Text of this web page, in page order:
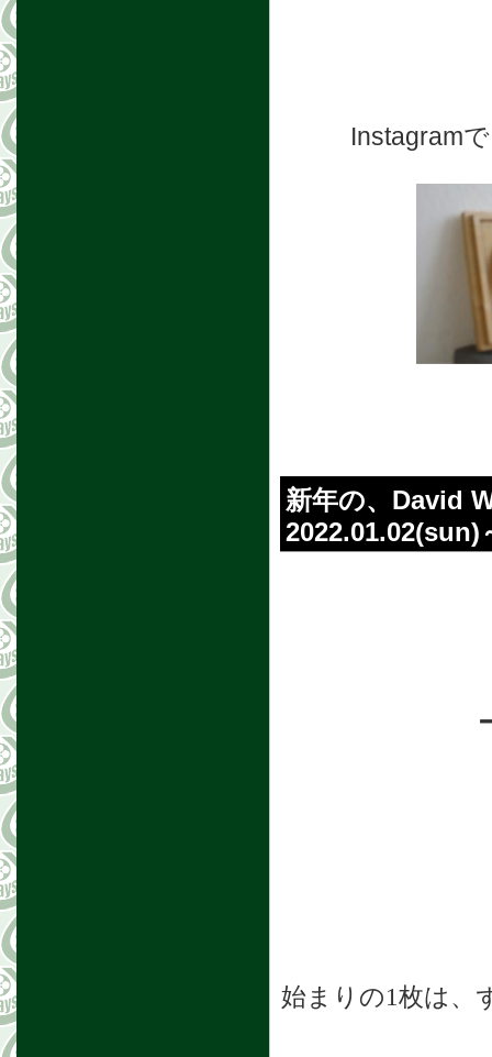
Instagram
新年の、David
2022.01.02(sun)
始まりの1枚は、